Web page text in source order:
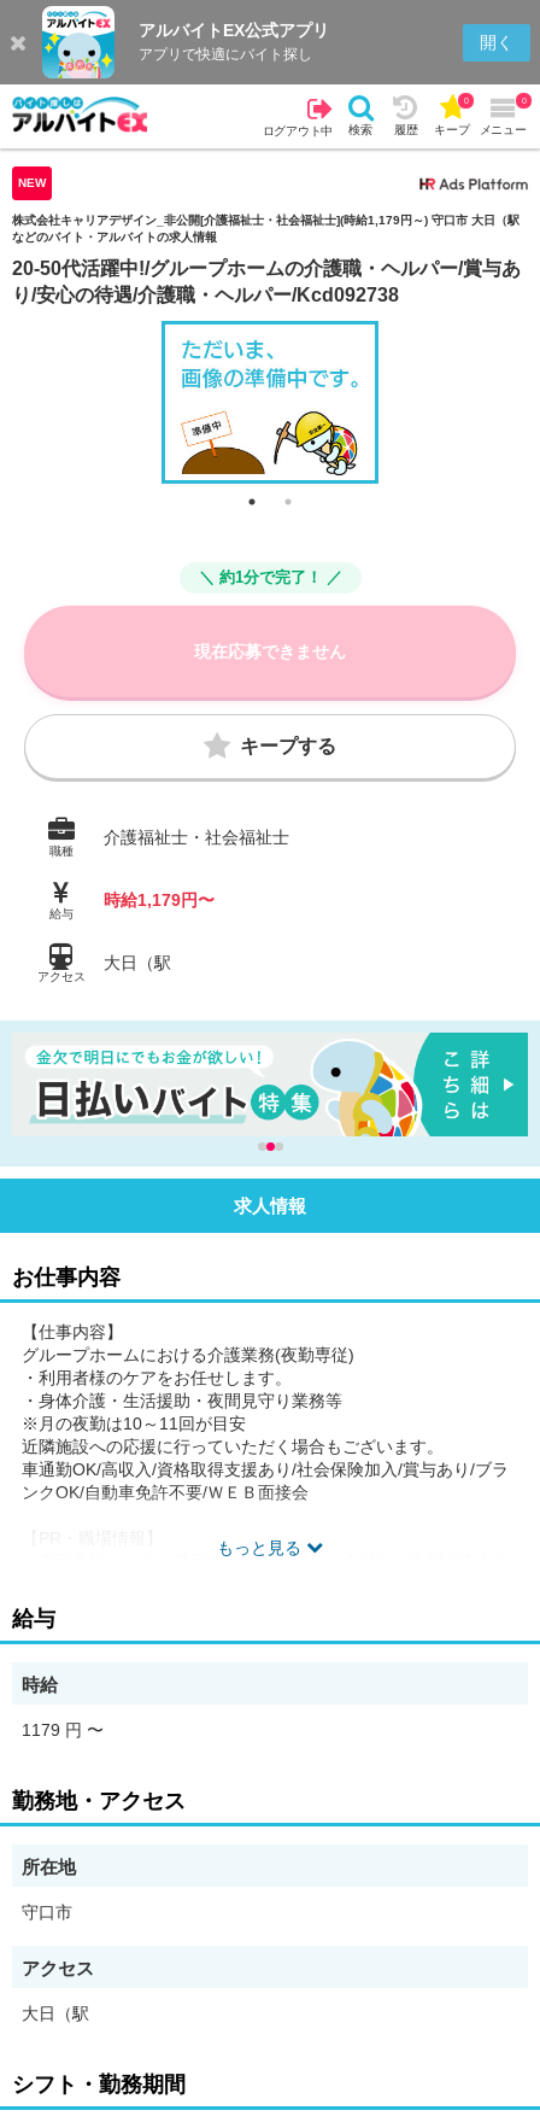
アルバイトEX公式アプリ
アプリで快適にバイト探し
開く
ログアウト中 検索 履歴 キープ
0
メニュー
0
検索 履歴
NEW
株式会社キャリアデザイン_非公開[介護福祉士・社会福祉士](時給1,179円～) 守口市 大日（駅
などのバイト・アルバイトの求人情報
20-50代活躍中!/グループホームの介護職・ヘルパー/賞与あ
り/安心の待遇/介護職・ヘルパー/Kcd092738
＼ 約1分で完了！ ／
現在応募できません
キープする
職種
介護福祉士・社会福祉士
給与
時給1,179円〜
アクセス
大日（駅
求人情報
お仕事内容
もっと見る
【仕事内容】
グループホームにおける介護業務(夜勤専従)
・利用者様のケアをお任せします。
・身体介護・生活援助・夜間見守り業務等
※月の夜勤は10～11回が目安
近隣施設への応援に行っていただく場合もございます。
車通勤OK/高収入/資格取得支援あり/社会保険加入/賞与あり/ブラ
ンクOK/自動車免許不要/ＷＥＢ面接会
・夜勤専従として、見守り・巡回・排せつ介助など夜間の安心を
・時給1,179円～1,187円を目安に、夜勤手当ありなど待遇面も確
認しやすい条件です。
が叶います。
・通勤しやすい立地で、毎日の通勤負担を抑えやすい点も魅力で
す。
・退職金制度があり、腰を据えて長く働きたい方にも安心感があ
【求人の特徴】
≫安心の待遇◎介護職・ヘルパー
【求人のポイント】
・交通費支給
・主婦・主夫歓迎
・経験者歓迎
・40代以上応募可
・第二新卒歓迎
給与
時給
1179 円 〜
勤務地・アクセス
所在地
守口市
アクセス
大日（駅
シフト・勤務期間